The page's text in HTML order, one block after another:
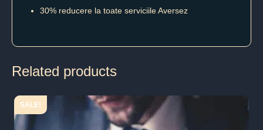
30% reducere la toate serviciile Aversez
Related products
SALE!